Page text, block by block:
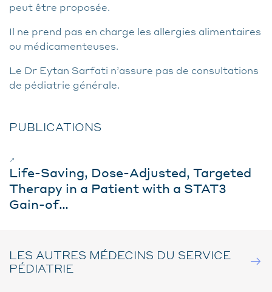
peut être proposée.
Il ne prend pas en charge les allergies alimentaires
ou médicamenteuses.
Le Dr Eytan Sarfati n’assure pas de consultations
de pédiatrie générale.
PUBLICATIONS
➚
Life-Saving, Dose-Adjusted, Targeted
Therapy in a Patient with a STAT3
Gain-of…
LES AUTRES MÉDECINS DU SERVICE
PÉDIATRIE